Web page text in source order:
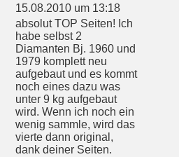
15.08.2010 um 13:18
absolut TOP Seiten! Ich
habe selbst 2
Diamanten Bj. 1960 und
1979 komplett neu
aufgebaut und es kommt
noch eines dazu was
unter 9 kg aufgebaut
wird. Wenn ich noch ein
wenig sammle, wird das
vierte dann original,
dank deiner Seiten.